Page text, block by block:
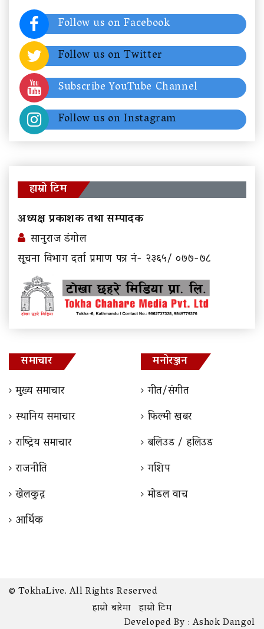
Follow us on Facebook
Follow us on Twitter
Subscribe YouTube Channel
Follow us on Instagram
हाम्रो टिम
अध्यक्ष प्रकाशक तथा सम्पादक
सानुराज डंगोल
सूचना विभाग दर्ता प्रमाण पत्र नं- २३६५/ ०७७-७८
समाचार
मुख्य समाचार
स्थानिय समाचार
राष्ट्रिय समाचार
राजनीति
खेलकुद़़
आर्थिक
मनोरञ्जन
गीत/संगीत
फिल्मी खबर
बलिउड / हलिउड
गशिप
माेडल वाच
© TokhaLive. All Rights Reserved
हाम्रो बारेमा हाम्रो टिम
Developed By :Ashok Dangol